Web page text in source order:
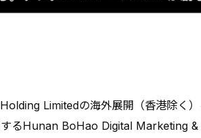
Limitedの海外展開（香港除く
するHunan BoHao Digital Marketing